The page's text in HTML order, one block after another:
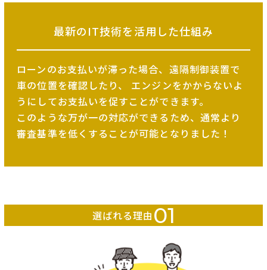
最新のIT技術を活用した仕組み
ローンのお支払いが滞った場合、遠隔制御装置で
車の位置を確認したり、
エンジンをかからないよ
うにしてお支払いを促すことができます。
このような万が一の対応ができるため、 通常より
審査基準を低くすることが可能となりました！
選ばれる理由 01